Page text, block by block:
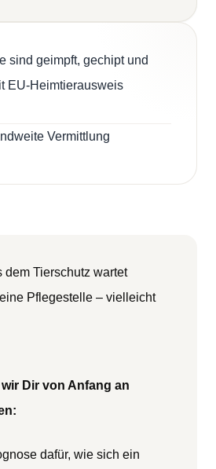
sind geimpft, gechipt und
EU-Heimtierausweis
Vermittlung
dem Tierschutz wartet
Pflegestelle – vielleicht
Dir von Anfang an
dafür, wie sich ein